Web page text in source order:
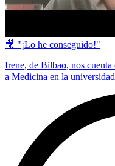
🎥 "¡Lo he conseguido!"
Irene, de Bilbao, nos cuenta
a Medicina en la